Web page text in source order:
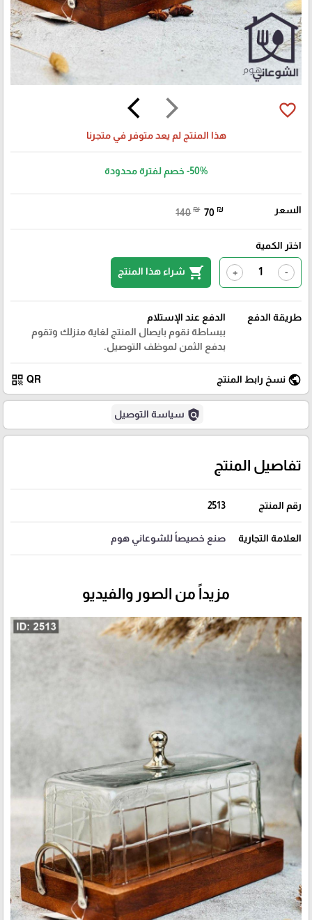
arrow_forward_ios
arrow_back_ios favorite_border
هذا المنتج لم يعد متوفر في متجرنا
-50% خصم لفترة محدودة
السعر 140 ₪ 70 ₪
اختر الكمية
-
+
shopping_cart شراء هذا المنتج
طريقة الدفع
الدفع عند الإستلام
ببساطة نقوم بايصال المنتج لغاية منزلك وتقوم
بدفع الثمن لموظف التوصيل.
public نسخ رابط المنتج QR
qr_code
policy سياسة التوصيل
تفاصيل المنتج
رقم المنتج 2513
العلامة التجارية صنع خصيصاً للشوعاني هوم
مزيداً من الصور والفيديو